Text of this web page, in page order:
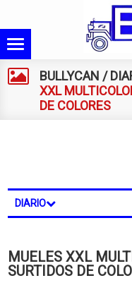
BULLYCAN /
XXL
DE COLORES
DIARIO
MUELES XXL
SURTIDOS DE